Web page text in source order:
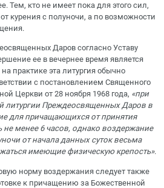
Тем, кто не имеет пока для этого сил,
курения с полуночи, а по возможности
Даров согласно Уставу
ее в вечернее время является
практике эта литургия обычно
с постановлением Священного
Церкви от 28 ноября 1968 года, «при
литургии Преждеосвященных Даров в
для причащающихся от принятия
менее 6 часов, однако воздержание
от начала данных суток весьма
имеющие физическую крепость».
норму воздержания следует также
к причащению за Божественной